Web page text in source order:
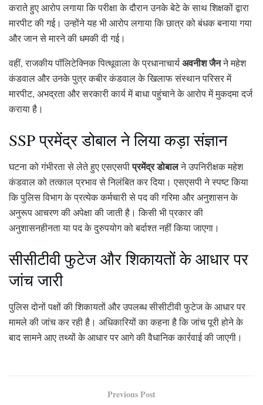
कराते हुए आरोप लगाया कि परीक्षा के दौरान उनके बेटे के साथ शिक्षकों द्वारा
मारपीट की गई। उन्होंने यह भी आरोप लगाया कि छात्र को बंधक बनाया गया
और जान से मारने की धमकी दी गई।
वहीं, राजकीय पॉलिटेक्निक पित्थूवाला के प्रधानाचार्यअवनीश जैनने महेश
कंडवाल और उनके पुत्र कबीर कंडवाल के खिलाफ संस्थान परिसर में
मारपीट, अभद्रता और सरकारी कार्य में बाधा पहुंचाने के आरोप में मुकदमा दर्ज
कराया है।
SSP प्रमेंद्र डोबाल ने लिया कड़ा संज्ञान
घटना को गंभीरता से लेते हुए एसएसपीप्रमेंद्र डोबालने उपनिरीक्षक महेश
कंडवाल को तत्काल प्रभाव से निलंबित कर दिया। एसएसपी ने स्पष्ट किया
कि पुलिस विभाग के प्रत्येक कर्मचारी से पद की गरिमा और अनुशासन के
अनुरूप आचरण की अपेक्षा की जाती है। किसी भी प्रकार की
अनुशासनहीनता या पद के दुरुपयोग को बर्दाश्त नहीं किया जाएगा।
सीसीटीवी फुटेज और शिकायतों के आधार पर
जांच जारी
पुलिस दोनों पक्षों की शिकायतों और उपलब्ध सीसीटीवी फुटेज के आधार पर
मामले की जांच कर रही है। अधिकारियों का कहना है कि जांच पूरी होने के
बाद सामने आए तथ्यों के आधार पर आगे की वैधानिक कार्रवाई की जाएगी।
Previous Post